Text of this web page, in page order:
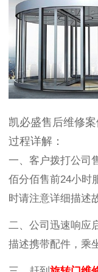
凯必盛售后维修
过程详解：
一、 客户拨打公司
佰分佰售前24小时
时请注意详细描述
二、 公司迅速响应
描述携带配件，乘